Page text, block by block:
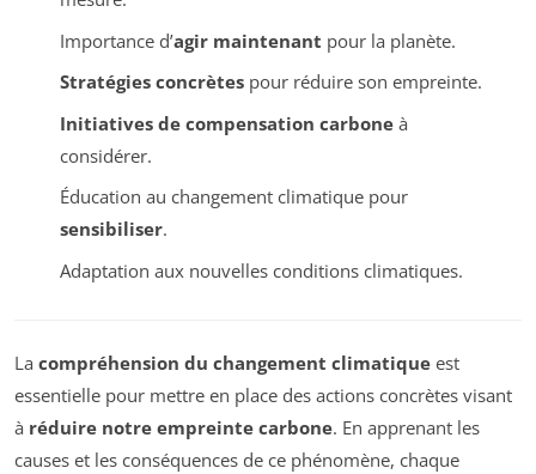
Importance d’agir maintenant pour la planète.
Stratégies concrètespour réduire son empreinte.
Initiatives de compensation carboneà
considérer.
Éducation au changement climatique pour
sensibiliser.
Adaptation aux nouvelles conditions climatiques.
La compréhension du changement climatique est
essentielle pour mettre en place des actions concrètes visant
à réduire notre empreinte carbone. En apprenant les
causes et les conséquences de ce phénomène, chaque